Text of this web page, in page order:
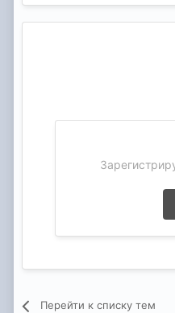
Перейти к списку тем